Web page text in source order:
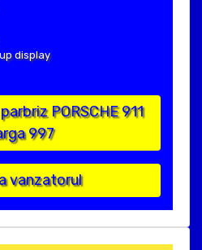
display
PORSCHE 911
997
vanzatorul